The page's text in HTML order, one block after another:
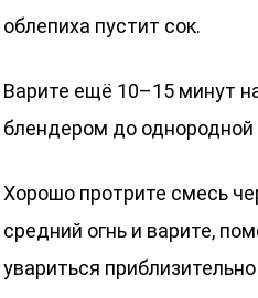
облепиха пустит сок.
Варите ещё 10–15 минут
блендером до однородной
Хорошо протрите смесь
средний огнь и варите,
увариться